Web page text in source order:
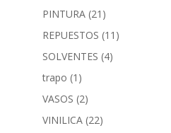
PINTURA (21)
REPUESTOS (11)
SOLVENTES (4)
trapo (1)
VASOS (2)
VINILICA (22)